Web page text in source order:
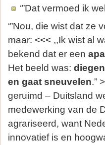
‘”Dat vermoed ik
‘”Nou, die wist dat ze
maar: <<< ,,Ik wist al
bekend dat er een
Het beeld was:
en gaat sneuvelen.”
geruimd – Duitsland
medewerking van de
agrariseerd, want
innovatief is en